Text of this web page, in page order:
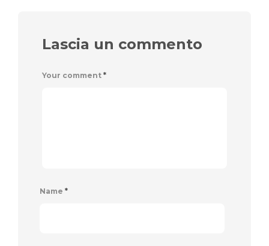
Lascia un commento
Your comment *
Name *